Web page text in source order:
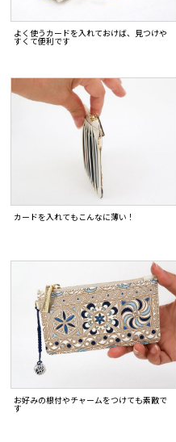
よく使うカードを入れておけば、見つけや
すくて便利です
カードを入れてもこんなに薄い！
お好みの根付やチャームをつけても素敵で
す